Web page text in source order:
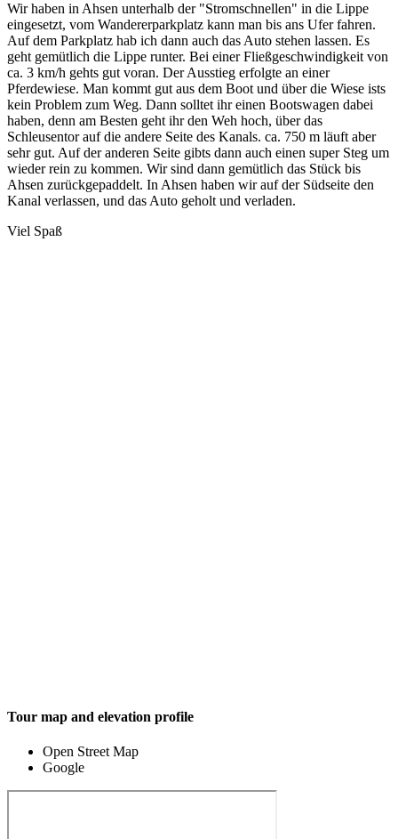
Wir haben in Ahsen unterhalb der "Stromschnellen" in die Lippe
eingesetzt, vom Wandererparkplatz kann man bis ans Ufer fahren.
Auf dem Parkplatz hab ich dann auch das Auto stehen lassen. Es
geht gemütlich die Lippe runter. Bei einer Fließgeschwindigkeit von
ca. 3 km/h gehts gut voran. Der Ausstieg erfolgte an einer
Pferdewiese. Man kommt gut aus dem Boot und über die Wiese ists
kein Problem zum Weg. Dann solltet ihr einen Bootswagen dabei
haben, denn am Besten geht ihr den Weh hoch, über das
Schleusentor auf die andere Seite des Kanals. ca. 750 m läuft aber
sehr gut. Auf der anderen Seite gibts dann auch einen super Steg um
wieder rein zu kommen. Wir sind dann gemütlich das Stück bis
Ahsen zurückgepaddelt. In Ahsen haben wir auf der Südseite den
Kanal verlassen, und das Auto geholt und verladen.
Viel Spaß
Tour map and elevation profile
Open Street Map
Google